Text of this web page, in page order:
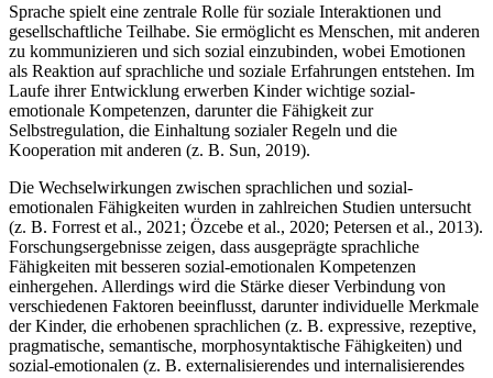
Sprache spielt eine zentrale Rolle für soziale Interaktionen und
gesellschaftliche Teilhabe. Sie ermöglicht es Menschen, mit anderen
zu kommunizieren und sich sozial einzubinden, wobei Emotionen
als Reaktion auf sprachliche und soziale Erfahrungen entstehen. Im
Laufe ihrer Entwicklung erwerben Kinder wichtige sozial-
emotionale Kompetenzen, darunter die Fähigkeit zur
Selbstregulation, die Einhaltung sozialer Regeln und die
Kooperation mit anderen (z. B. Sun, 2019).
Die Wechselwirkungen zwischen sprachlichen und sozial-
emotionalen Fähigkeiten wurden in zahlreichen Studien untersucht
(z. B. Forrest et al., 2021; Özcebe et al., 2020; Petersen et al., 2013).
Forschungsergebnisse zeigen, dass ausgeprägte sprachliche
Fähigkeiten mit besseren sozial-emotionalen Kompetenzen
einhergehen. Allerdings wird die Stärke dieser Verbindung von
verschiedenen Faktoren beeinflusst, darunter individuelle Merkmale
der Kinder, die erhobenen sprachlichen (z. B. expressive, rezeptive,
pragmatische, semantische, morphosyntaktische Fähigkeiten) und
sozial-emotionalen (z. B. externalisierendes und internalisierendes